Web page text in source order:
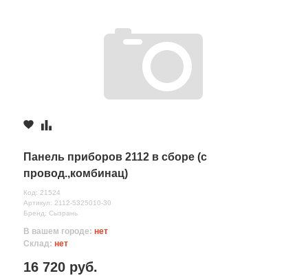
Комментарий
Панель приборов 2112 в сборе (с
провод.,комбинац)
Код: 21524
Артикул: 2112-5325010-30
Бренд: Сызрань
В вашем городе: нет
Склад: нет
16 720 руб.